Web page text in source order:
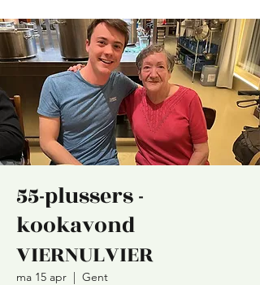
55-plussers -
kookavond
VIERNULVIER
ma 15 apr
  |
Gent